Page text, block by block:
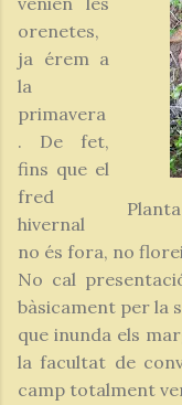
orenetes,
ja érem a
la
primavera
. De fet,
fins que el
fred
hivernal
no és fora, no
No cal
bàsicament per la
que inunda els
la facultat de
camp totalment